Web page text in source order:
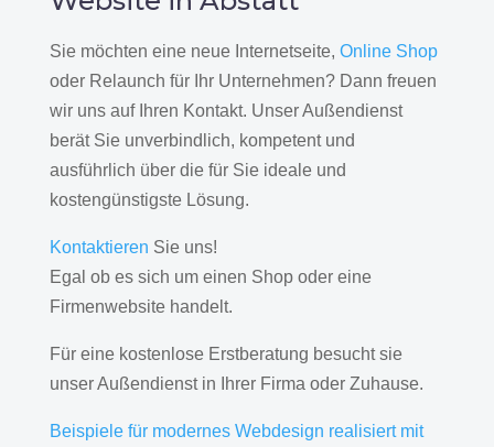
Sie möchten eine neue Internetseite, Online Shop
oder Relaunch für Ihr Unternehmen? Dann freuen
wir uns auf Ihren Kontakt. Unser Außendienst
berät Sie unverbindlich, kompetent und
ausführlich über die für Sie ideale und
kostengünstigste Lösung.
Kontaktieren Sie uns!
Egal ob es sich um einen Shop oder eine
Firmenwebsite handelt.
Für eine kostenlose Erstberatung besucht sie
unser Außendienst in Ihrer Firma oder Zuhause.
Beispiele für modernes Webdesign realisiert mit